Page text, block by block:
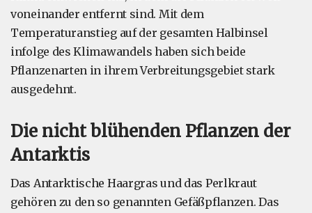
voneinander entfernt sind. Mit dem
Temperaturanstieg auf der gesamten Halbinsel
infolge des Klimawandels haben sich beide
Pflanzenarten in ihrem Verbreitungsgebiet stark
ausgedehnt.
Die nicht blühenden Pflanzen der
Antarktis
Das Antarktische Haargras und das Perlkraut
gehören zu den so genannten Gefäßpflanzen. Das